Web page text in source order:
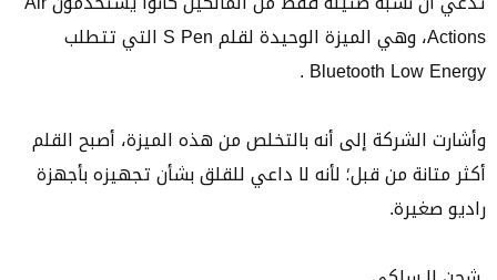
Actions، وهي الميزة الوحيدة لقلم S Pen التي تتطلب
Bluetooth Low Energy .
وأشارت الشركة إلى أنه بالتخلص من هذه الميزة، أصبح القلم
أكثر متانة من قبل؛ لأنه لا داعي للقلق بشأن تجهيزه بأجهزة
راديو صغيرة.